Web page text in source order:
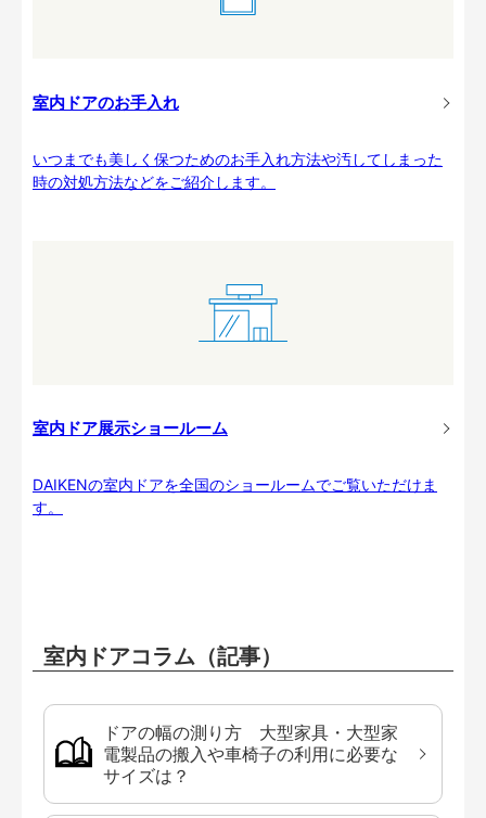
室内ドアのお手入れ
いつまでも美しく保つためのお手入れ方法や汚してしまった
時の対処方法などをご紹介します。
室内ドア展示ショールーム
DAIKENの室内ドアを全国のショールームでご覧いただけま
す。
室内ドアコラム（記事）
ドアの幅の測り方 大型家具・大型家
電製品の搬入や車椅子の利用に必要な
サイズは？